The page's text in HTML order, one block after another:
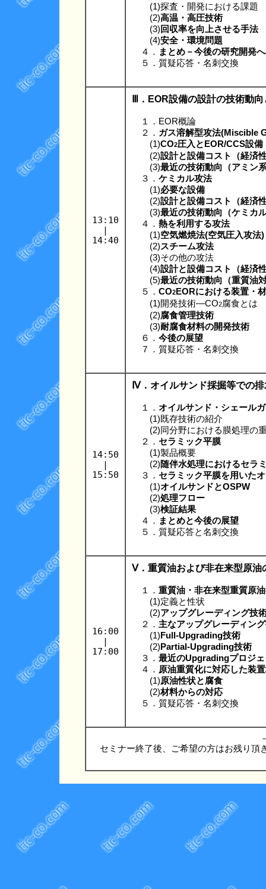
(1)探査・開発における課題
(2)高温・高圧技術
(3) 回収率を向上させる手法
(4)安全・環境問題
４． まとめ－今後の研究開発
５．質疑応答・名刺交換
13:10
|
14:40
Ⅲ．EOR設備の設計の技術動
１．EOR概論
２． ガス溶解型攻法(Miscible
(1)CO2圧入とEOR/CCS設備
(2)設計と設備コスト（経済
(3)最近の技術動向（アミン
３． ケミカル攻法
(1)必要な設備
(2)設計と設備コスト（経済
(3)最近の技術動向（ケミカ
４． 熱を利用する攻法
(1)空気燃焼法(空気圧入攻法)
(2)スチーム攻法
(3)その他の攻法
(4)設計と設備コスト（経済
(5)最近の技術動向（重質油
５． CO2 EORにおける装置・
(1)開発技術―CO2腐食とは
(2)腐食管理技術
(3)耐腐食材料の開発技術
６． 今後の展望
７．質疑応答・名刺交換
14:50
|
15:50
Ⅳ．オイルサンド採掘等での
１． オイルサンド・シェール
(1)既存技術の紹介
(2)同分野における膜処理の
２． セラミック平膜
(1)製品概要
(2)随伴水処理におけるセラ
３． セラミック平膜を用いた
(1)オイルサンドとOSPW
(2)処理フロー
(3)検証結果
４． まとめと今後の展望
５．質疑応答と名刺交換
16:00
|
17:00
Ⅴ．重質油および非在来型原油
１． 重質油・非在来型重質原
(1)定義と性状
(2)アップグレーディング技
２． 主なアップグレーディン
(1) Full-Upgrading技術
(2) Partial-Upgrading技術
３． 最近のUpgradingプロジ
４． 原油重質化に対応した装
(1)原油性状と腐食
(2)材料からの対応
５．質疑応答・名刺交換
セミナー終了後、ご希望の方はお残り頂